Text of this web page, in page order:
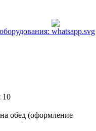
10
обед (оформление